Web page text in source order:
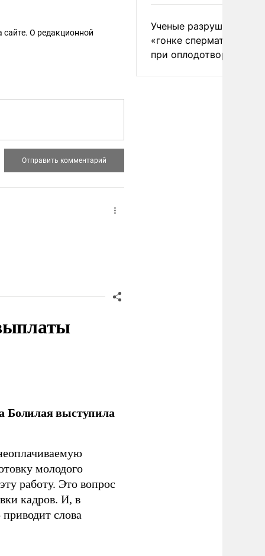
сайте. О редакционной
Болилая выступила
молодого
работу. Это вопрос
кадров. И, в
слова
Ученые разрушили миф
«гонке
при оплодотворении